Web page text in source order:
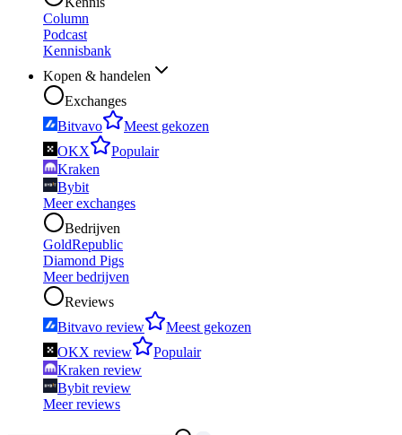
Column
Podcast
Kennisbank
Kopen & handelen
Exchanges
Bitvavo
Meest gekozen
OKX
Populair
Kraken
Bybit
Meer exchanges
Bedrijven
GoldRepublic
Diamond Pigs
Meer bedrijven
Reviews
Bitvavo review
Meest gekozen
OKX review
Populair
Kraken review
Bybit review
Meer reviews